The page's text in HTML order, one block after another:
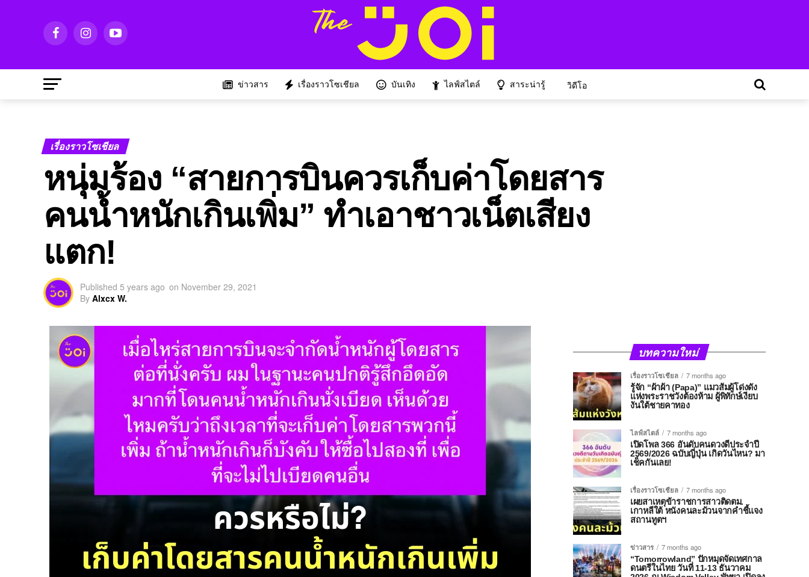
ข่าวสาร เรื่องราวโซเชียล บันเทิง ไลฟ์สไตล์ สาระน่ารู้ วิดีโอ
เรื่องราวโซเชียล
หนุ่มร้อง “สายการบินควรเก็บค่าโดยสาร
คนน้ำหนักเกินเพิ่ม” ทำเอาชาวเน็ตเสียง
แตก!
Published 5 years ago on November 29, 2021
By Alxcx W.
บทความใหม่
เรื่องราวโซเชียล
7 months ago
รู้จัก “ผ้าผ้า (Papa)” แมวส้มผู้โด่งดัง
แห่งพระราชวังต้องห้าม ผู้พิทักษ์เงียบ
งันใต้ชายคาทอง
ไลฟ์สไตล์
7 months ago
เปิดโพล 366 อันดับคนดวงดีประจำปี
2569/2026 ฉบับญี่ปุ่น เกิดวันไหน? มา
เช็คกันเลย!
เรื่องราวโซเชียล
7 months ago
เผยสาเหตุข้าราชการสาวติดตม.
เกาหลีใต้ หนังคนละม้วนจากคำชี้แจง
สถานทูตฯ
ข่าวสาร
7 months ago
“Tomorrowland” ปักหมุดจัดเทศกาล
ดนตรีในไทย วันที่ 11-13 ธันวาคม